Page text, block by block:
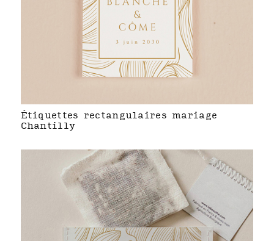
Étiquettes rectangulaires mariage
Chantilly